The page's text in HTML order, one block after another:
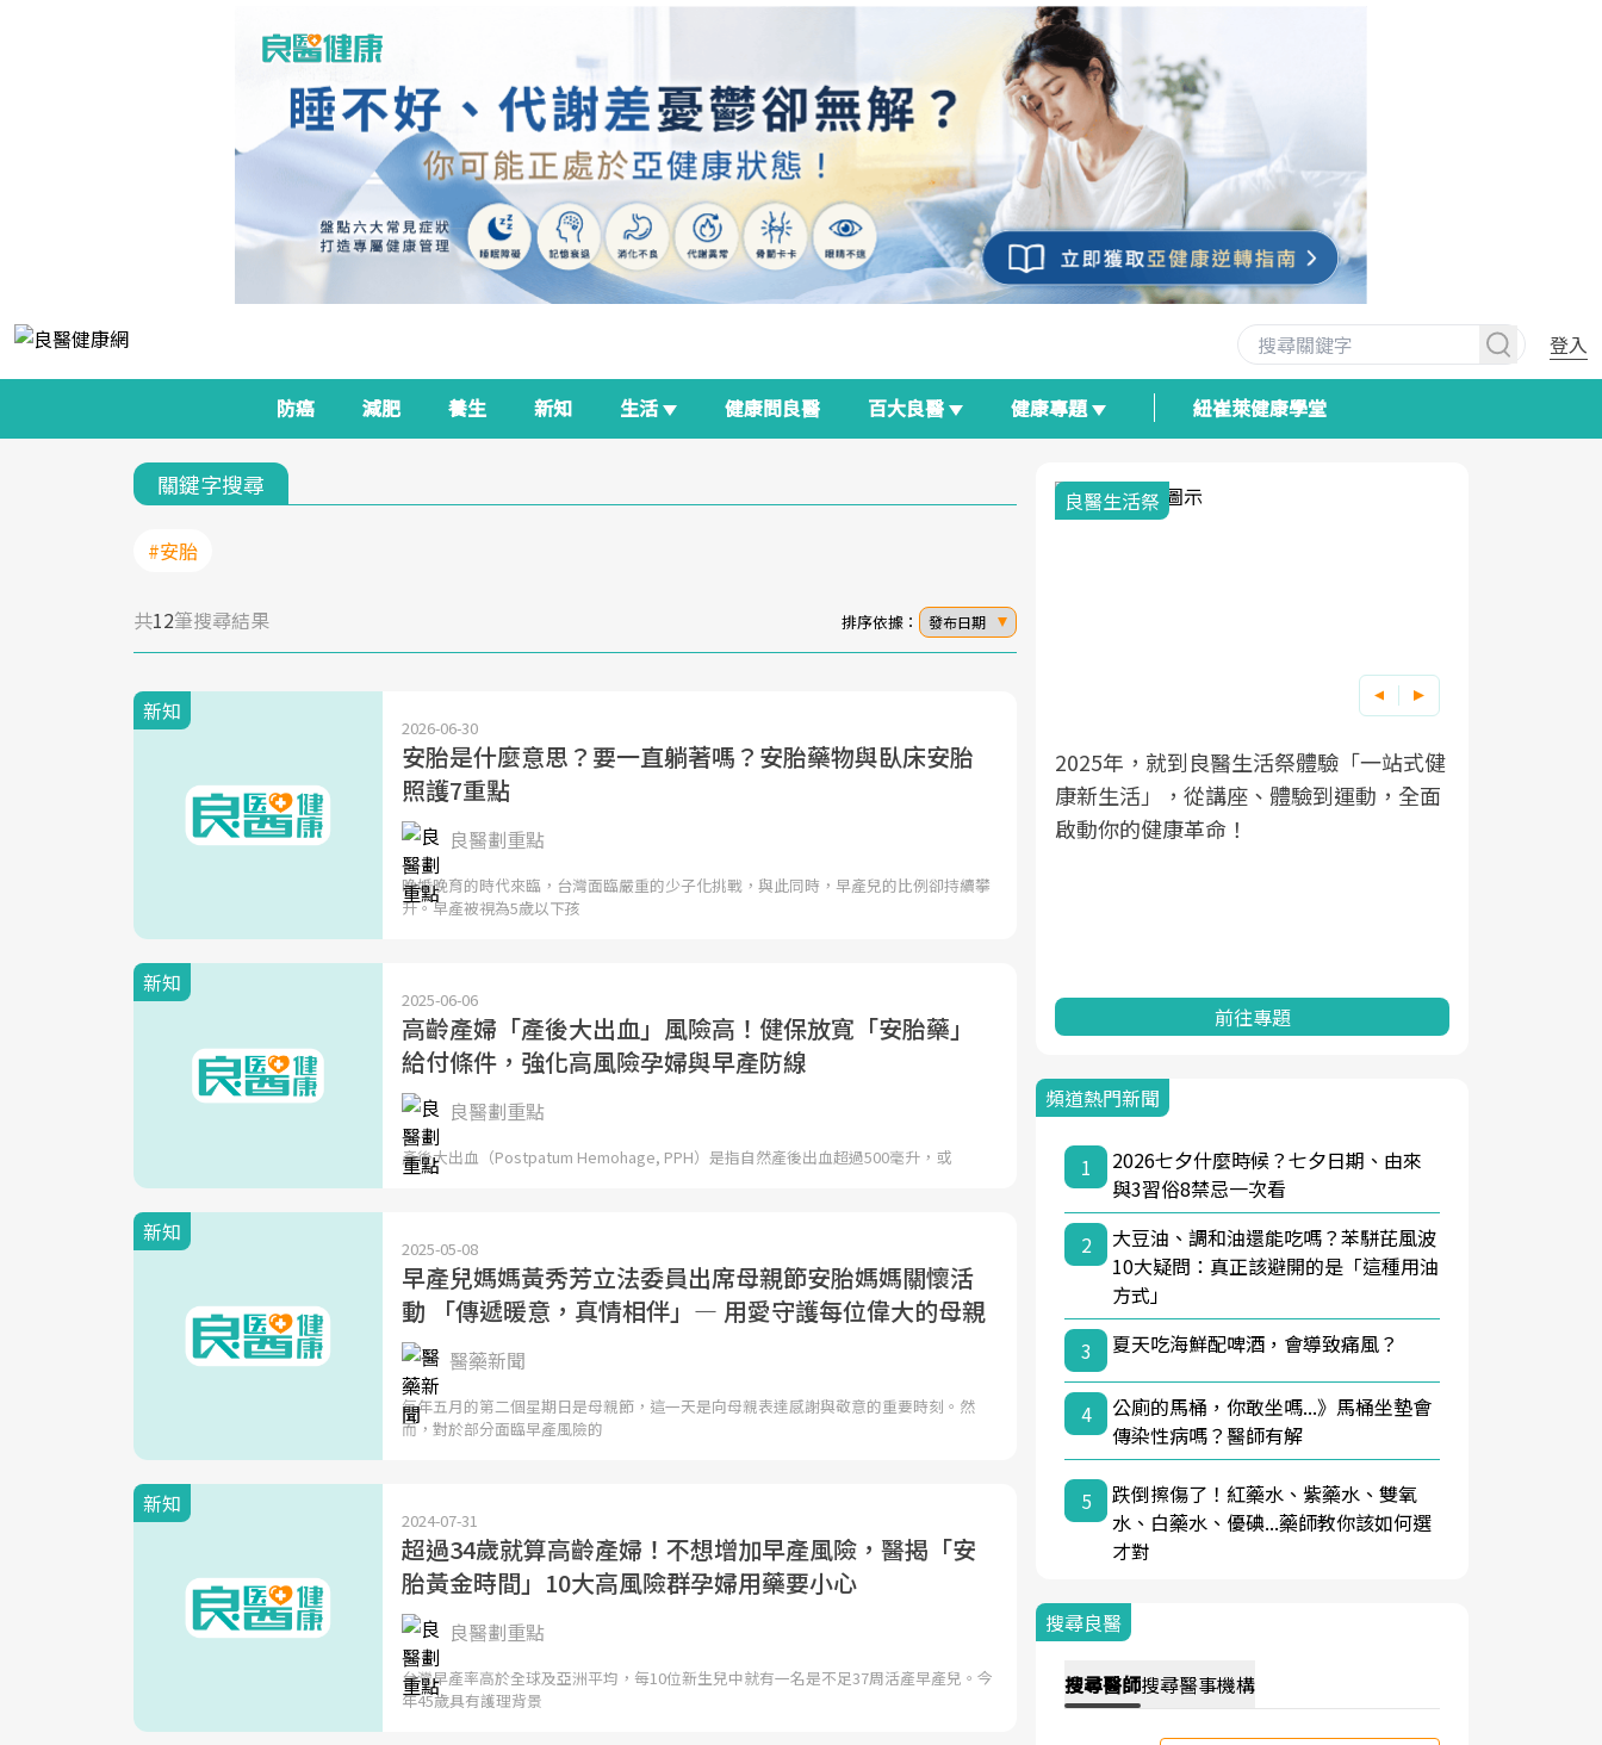
登入
防癌 減肥 養生 新知 生活 健康問良醫 百大良醫 健康專題 紐崔萊健康學堂
關鍵字搜尋
#安胎
共12筆搜尋結果 排序依據： 發布日期
新知
2026-06-30
安胎是什麼意思？要一直躺著嗎？安胎藥物與臥床安胎
照護7重點
良醫劃重點
晚婚晚育的時代來臨，台灣面臨嚴重的少子化挑戰，與此同時，早產兒的比例卻持續攀
升。早產被視為5歲以下孩
新知
2025-06-06
高齡產婦「產後大出血」風險高！健保放寬「安胎藥」
給付條件，強化高風險孕婦與早產防線
良醫劃重點
產後大出血（Postpatum Hemohage, PPH）是指自然產後出血超過500毫升，或
新知
2025-05-08
早產兒媽媽黃秀芳立法委員出席母親節安胎媽媽關懷活
動 「傳遞暖意，真情相伴」— 用愛守護每位偉大的母親
醫藥新聞
每年五月的第二個星期日是母親節，這一天是向母親表達感謝與敬意的重要時刻。然
而，對於部分面臨早產風險的
新知
2024-07-31
超過34歲就算高齡產婦！不想增加早產風險，醫揭「安
胎黃金時間」10大高風險群孕婦用藥要小心
良醫劃重點
台灣早產率高於全球及亞洲平均，每10位新生兒中就有一名是不足37周活產早產兒。今
年45歲具有護理背景
面對超高齡社會的浪潮，台灣正在快速邁
心議題。然而，健檢不只是醫療院所的服
前往專題
良醫生活祭
2025年，就到良醫生活祭體驗「一站式健
前往專題
我與健康韌性的距離
良醫健康網從「換季的身體變化」出發，
透過醫學觀點與日常感受的對話，建立對
亞健康的認知，進而引導實際的改善行
前往專題
頻道熱門新聞
1
2026七夕什麼時候？七夕日期、由來
與3習俗8禁忌一次看
2
大豆油、調和油還能吃嗎？苯駢芘風波
10大疑問：真正該避開的是「這種用油
方式」
3
夏天吃海鮮配啤酒，會導致痛風？
4
公廁的馬桶，你敢坐嗎...》馬桶坐墊會
傳染性病嗎？醫師有解
5
跌倒擦傷了！紅藥水、紫藥水、雙氧
水、白藥水、優碘...藥師教你該如何選
才對
搜尋良醫
搜尋醫師搜尋醫事機構